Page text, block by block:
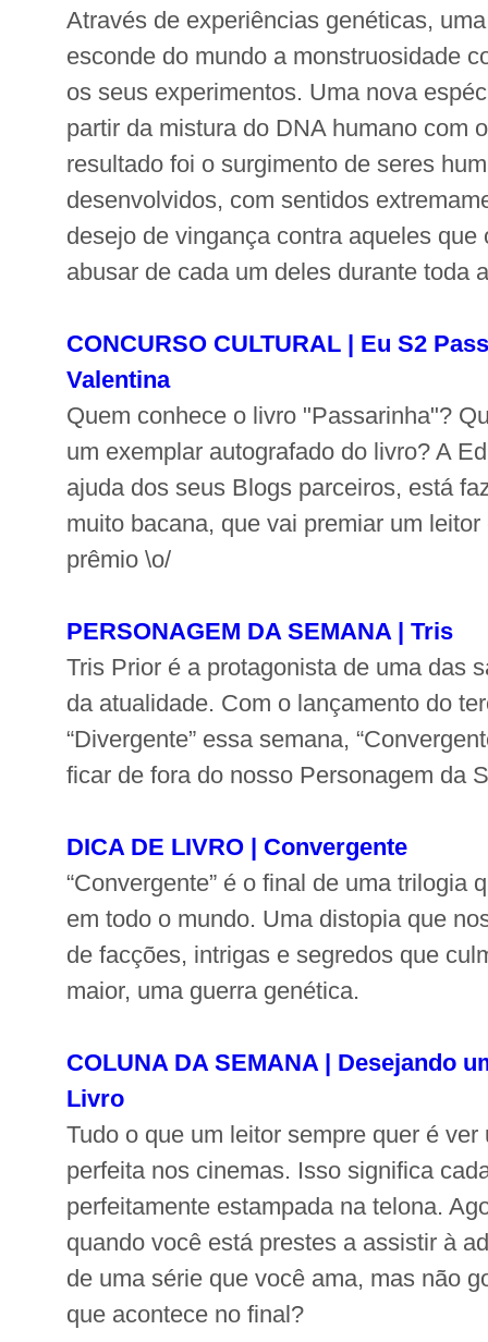
Através de experiências genéticas,
esconde do mundo a monstruosidade
os seus experimentos. Uma nova
partir da mistura do DNA humano com
resultado foi o surgimento de seres
desenvolvidos, com sentidos
desejo de vingança contra aqueles que
abusar de cada um deles durante toda
CONCURSO CULTURAL | Eu S2
Valentina
Quem conhece o livro "Passarinha"?
um exemplar autografado do livro? A
ajuda dos seus Blogs parceiros, está
muito bacana, que vai premiar um
prêmio \o/
PERSONAGEM DA SEMANA | Tris
Tris Prior é a protagonista de uma das
da atualidade. Com o lançamento do
“Divergente” essa semana,
ficar de fora do nosso Personagem da
DICA DE LIVRO | Convergente
“Convergente” é o final de uma trilogia
em todo o mundo. Uma distopia que
de facções, intrigas e segredos que
maior, uma guerra genética.
COLUNA DA SEMANA | Desejando
Livro
Tudo o que um leitor sempre quer é ver
perfeita nos cinemas. Isso significa
perfeitamente estampada na telona.
quando você está prestes a assistir à
de uma série que você ama, mas não
que acontece no final?